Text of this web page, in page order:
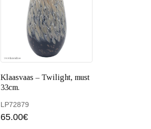
Lisa korvi
Klaasvaas – Twilight, must
33cm.
LP72879
65.00€